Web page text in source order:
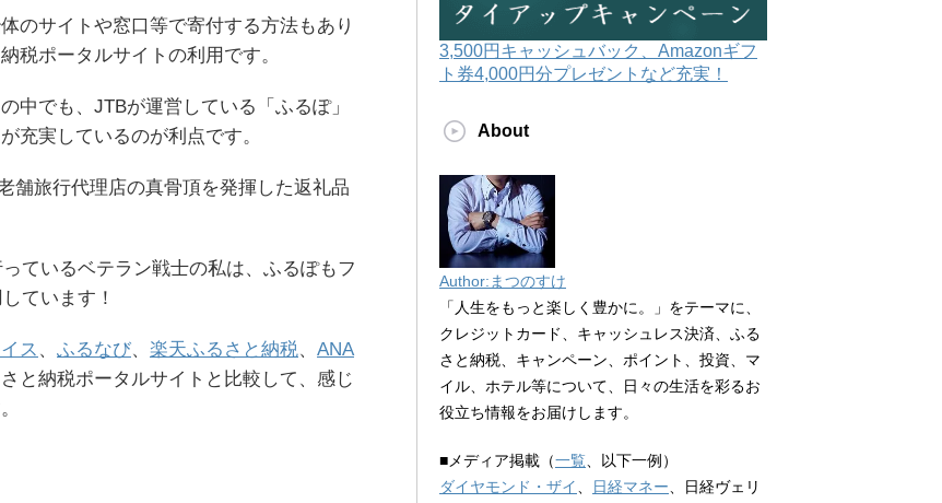
のサイトや窓口等で寄付する方法もあり
税ポータルサイトの利用です。
中でも、JTBが運営している「ふるぽ」
充実しているのが利点です。
舗旅行代理店の真骨頂を発揮した返礼品
ているベテラン戦士の私は、ふるぽもフ
ています！
ス 、 ふるなび、 楽天ふるさと納税、 ANA
と納税ポータルサイトと比較して、感じ
3,500円キャッシュバック、Amazonギフ
ト券4,000円分プレゼントなど充実！
About
Author:まつのすけ
「人生をもっと楽しく豊かに。」をテーマに、
クレジットカード、キャッシュレス決済、ふる
さと納税、キャンペーン、ポイント、投資、マ
イル、ホテル等について、日々の生活を彩るお
役立ち情報をお届けします。
■メディア掲載（一覧 、以下一例）
ダイヤモンド・ザイ
日経マネー 、日経ヴェリ